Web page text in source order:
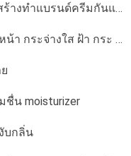
สูตรรับผลิตผลิตภัณฑ์ครีมกันแดด สร้างทำแบรนด์ครีมกันแดด โดยโรงงานผลิตที่ได้มาตรฐาน
สูตรรับผลิตครีม เจล เซรั่ม บำรุงผิวหน้า กระจ่างใส ฝ้า กระ จุดด่างดำ whitening
ชื่น moisturizer
บกลิ่น